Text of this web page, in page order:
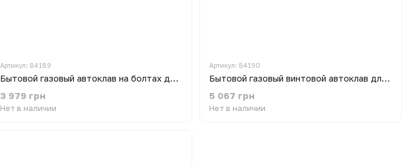
Артикул: 84189
Бытовой газовый автоклав на болтах для консервации Лан-16 на 16 банок (0.5 л)/ 7 банок (1 л) Винница
3 979 грн
Нет в наличии
Артикул: 84190
Бытовой газовый винтовой автоклав для консервации Лан-16 на 16 банок (0.5 л)/ 7 банок (1 л) нержавейка Винница
5 067 грн
Нет в наличии